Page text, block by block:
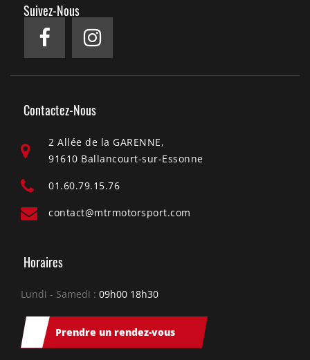
Suivez-Nous
Contactez-Nous
2 Allée de la GARENNE,
91610 Ballancourt-sur-Essonne
01.60.79.15.76
contact@mtrmotorsport.com
Horaires
Lundi - Samedi : 09h00 18h30
Prendre un rendez-vous